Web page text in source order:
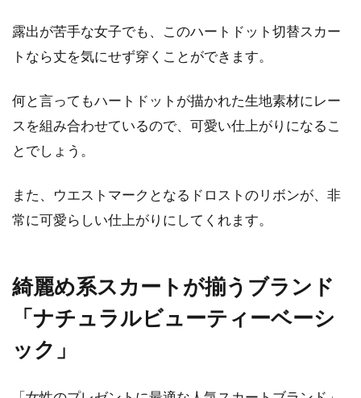
露出が苦手な女子でも、このハートドット切替スカー
トなら丈を気にせず穿くことができます。
何と言ってもハートドットが描かれた生地素材にレー
スを組み合わせているので、可愛い仕上がりになるこ
とでしょう。
また、ウエストマークとなるドロストのリボンが、非
常に可愛らしい仕上がりにしてくれます。
綺麗め系スカートが揃うブランド
「ナチュラルビューティーベーシ
ック」